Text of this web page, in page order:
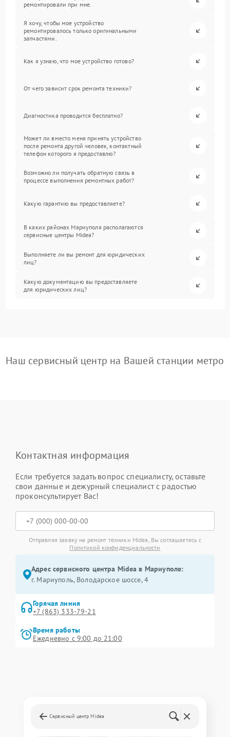
ремонтировали при мне.
Я хочу, чтобы мое устройство
ремонтировалось только оригинальными
запчастями.
Как я узнаю, что мое устройство готово?
От чего зависит срок ремонта техники?
Диагностика проводится бесплатно?
Может ли вместо меня принять устройство
после ремонта другой человек, контактный
телефон которого я предоставлю?
Возможно ли получать обратную связь в
процессе выполнения ремонтных работ?
Какую гарантию вы предоставляете?
В каких районах Мариуполя располагаются
сервисные центры Midea?
Выполняете ли вы ремонт для юридических
лиц?
Какую документацию вы предоставляете
для юридических лиц?
Наш сервисный центр на Вашей станции метро
Контактная информация
Если требуется задать вопрос специалисту, оставьте
свои данные и дежурный специалист с радостью
проконсультирует Вас!
Отправляя заявку на ремонт техники Midea, Вы соглашаетесь с
Политикой конфиденциальности
Адрес сервисного центра Midea в Мариуполе:
г. Мариуполь, Володарское шоссе, 4
Горячая линия
+7 (863) 333-79-21
Время работы
Ежедневно с 9:00 до 21:00
Сервисный центр Midea